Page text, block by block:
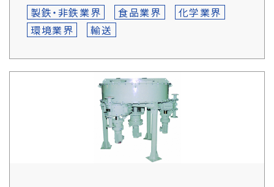
製鉄・非鉄業界 食品業界
化学業界
環境業界
輸送